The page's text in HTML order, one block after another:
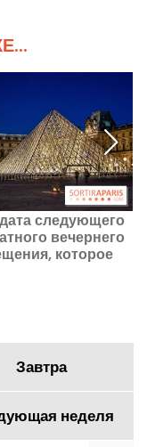
следующего
вечернего
которое
Завтра
неделя